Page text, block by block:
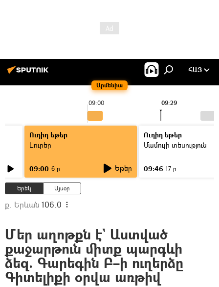
Արմենիա
ՀԱՅ
09:00 09:29
Ուղիղ եթեր
Լուրեր
09:00 6 ր Եթեր
Ուղիղ եթեր
Մամուլի տեսություն
09:46 17 ր
Երեկ Այսօր
ք. Երևան 106.0
Մեր աղոթքն է` Աստված
քաջարթուն միտք պարգևի
ձեզ. Գարեգին Բ–ի ուղերձը
Գիտելիքի օրվա առթիվ